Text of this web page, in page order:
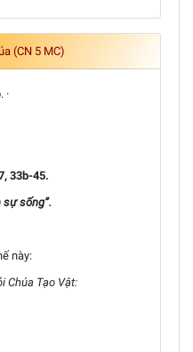
(CN 5 MC)
·
33b-45.
sự sống”.
này:
Chúa Tạo Vật: